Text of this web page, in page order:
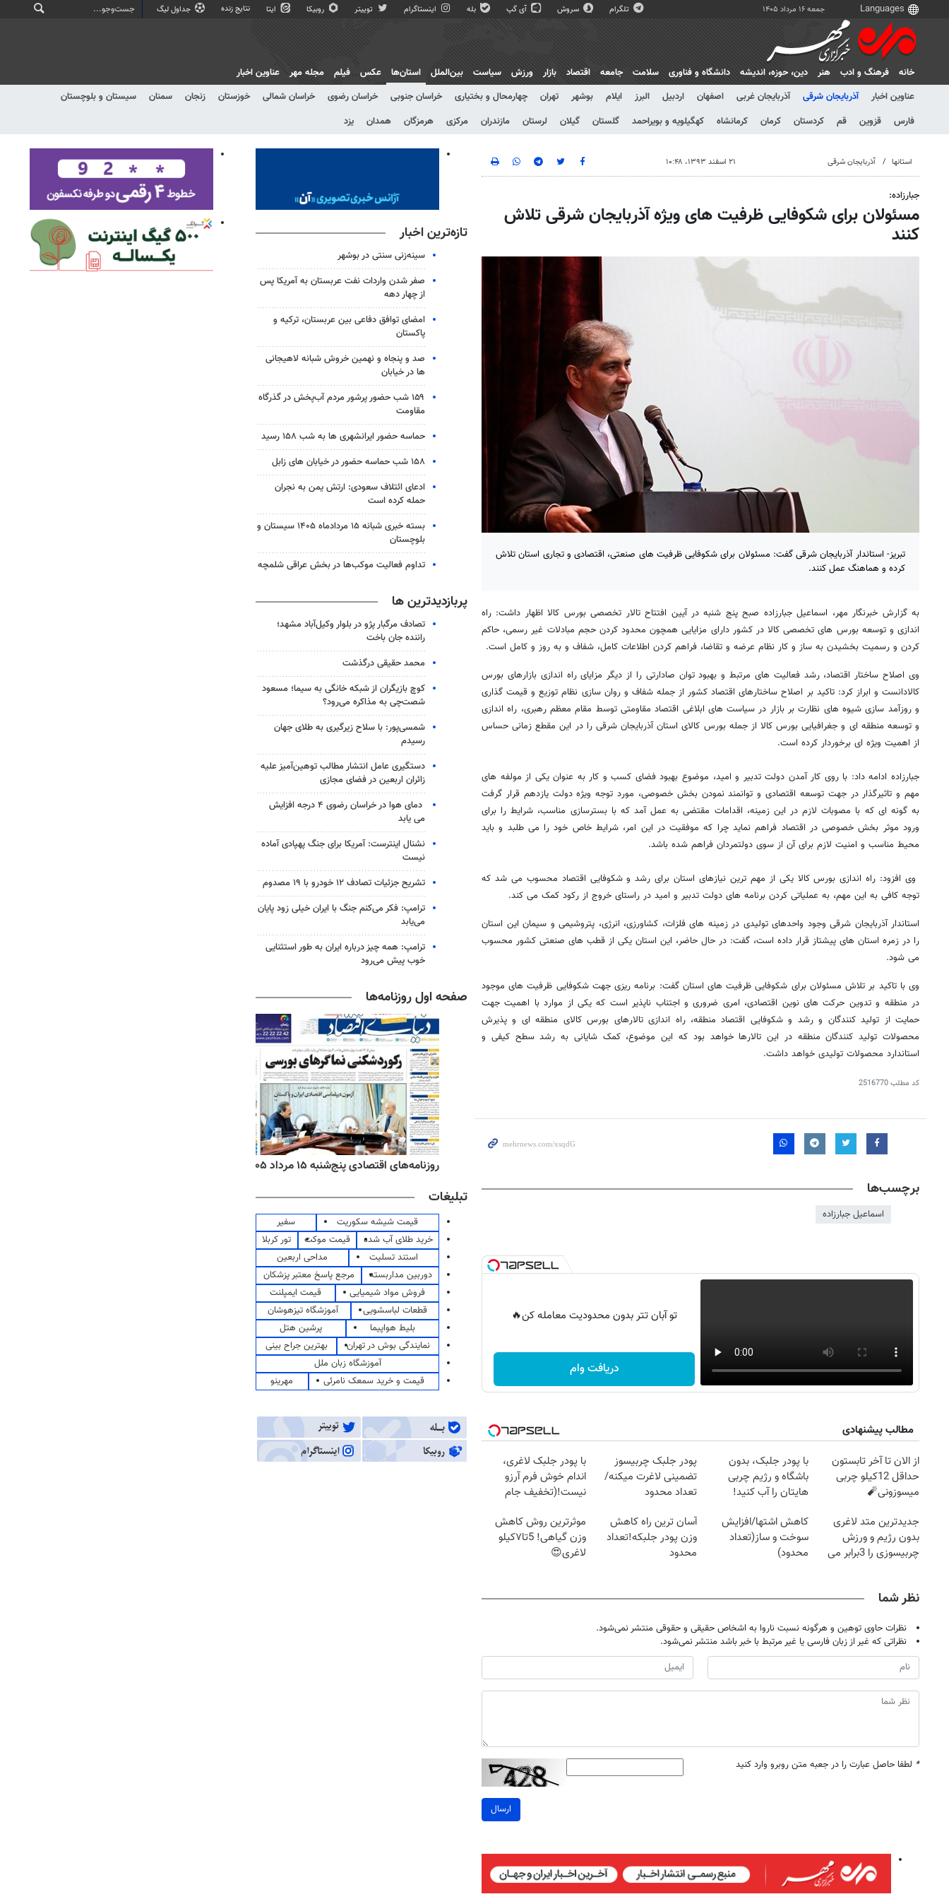
جمعه ۱۶ مرداد ۱۴۰۵ تلگرام سروش آی گپ بله اینستاگرام توییتر روبیکا ایتا نتایج زنده جداول لیگ
خانه فرهنگ و ادب هنر دين، حوزه، انديشه دانشگاه و فناوری سلامت جامعه اقتصاد بازار ورزش سیاست بین‌الملل
استان‌ها
عناوین اخبار
آذربایجان شرقی آذربایجان غربی اصفهان اردبیل البرز ایلام بوشهر تهران چهارمحال و بختیاری خراسان جنوبی خراسان رضوی خراسان شمالی خوزستان زنجان سمنان
سیستان و بلوچستان
فارس
قزوین قم کردستان کرمان کرمانشاه کهگیلویه و بویراحمد گلستان گیلان لرستان مازندران مرکزی هرمزگان همدان یزد
عکس فیلم مجله مهر عناوین اخبار
استانها آذربایجان شرقی ۲۱ اسفند ۱۳۹۳، ۱۰:۴۸
جبارزاده:
مسئولان برای شکوفایی ظرفیت های ویژه آذربایجان شرقی تلاش
کنند
تبریز- استاندار آذربایجان شرقی گفت: مسئولان برای شکوفایی ظرفیت های صنعتی، اقتصادی و تجاری استان تلاش
کرده و هماهنگ عمل کنند.
به گزارش خبرنگار مهر، اسماعیل جبارزاده صبح پنج شنبه در آیین افتتاح تالار تخصصی بورس کالا اظهار داشت: راه
اندازی و توسعه بورس های تخصصی کالا در کشور دارای مزایایی همچون محدود کردن حجم مبادلات غیر رسمی، حاکم
کردن و رسمیت بخشیدن به ساز و کار نظام عرضه و تقاضا، فراهم کردن اطلاعات کامل، شفاف و به روز و کامل است.
وی اصلاح ساختار اقتصاد، رشد فعالیت های مرتبط و بهبود توان صادارتی را از دیگر مزایای راه اندازی بازارهای بورس
کالادانست و ابراز کرد: تاکید بر اصلاح ساختارهای اقتصاد کشور از جمله شفاف و روان سازی نظام توزیع و قیمت گذاری
و روزآمد سازی شیوه های نظارت بر بازار در سیاست های ابلاغی اقتصاد مقاومتی توسط مقام معظم رهبری، راه اندازی
و توسعه منطقه ای و جغرافیایی بورس کالا از جمله بورس کالای استان آذربایجان شرقی را در این مقطع زمانی حساس
از اهمیت ویژه ای برخوردار کرده است.
جبارزاده ادامه داد: با روی کار آمدن دولت تدبیر و امید، موضوع بهبود فضای کسب و کار به عنوان یکی از مولفه های
مهم و تاثیرگذار در جهت توسعه اقتصادی و توانمند نمودن بخش خصوصی، مورد توجه ویژه دولت یازدهم قرار گرفت
به گونه ای که با مصوبات لازم در این زمینه، اقدامات مقتضی به عمل آمد که با بسترسازی مناسب، شرایط را برای
ورود موثر بخش خصوصی در اقتصاد فراهم نماید چرا که موفقیت در این امر، شرایط خاص خود را می طلبد و باید
محیط مناسب و امنیت لازم برای آن از سوی دولتمردان فراهم شده باشد.
وی افزود: راه اندازی بورس کالا یکی از مهم ترین نیازهای استان برای رشد و شکوفایی اقتصاد محسوب می شد که
توجه کافی به این مهم، به عملیاتی کردن برنامه های دولت تدبیر و امید در راستای خروج از رکود کمک می کند.
استاندار آذربایجان شرقی وجود واحدهای تولیدی در زمینه های فلزات، کشاورزی، انرژی، پتروشیمی و سیمان این استان
را در زمره استان های پیشتاز قرار داده است، گفت: در حال حاضر، این استان یکی از قطب های صنعتی کشور محسوب
می شود.
وی با تاکید بر تلاش مسئولان برای شکوفایی ظرفیت های استان گفت: برنامه ریزی جهت شکوفایی ظرفیت های موجود
در منطقه و تدوین حرکت های نوین اقتصادی، امری ضروری و اجتناب ناپذیر است که یکی از موارد با اهمیت جهت
حمایت از تولید کنندگان و رشد و شکوفایی اقتصاد منطقه، راه اندازی تالارهای بورس کالای منطقه ای و پذیرش
محصولات تولید کنندگان منطقه در این تالارها خواهد بود که این موضوع، کمک شایانی به رشد سطح کیفی و
استاندارد محصولات تولیدی خواهد داشت.
کد مطلب2516770
برچسب‌ها
اسماعیل جبارزاده
تو آبان تتر بدون محدودیت معامله کن🔥
دریافت وام
مطالب پیشنهادی
از الان تا آخر تابستون
حداقل 12کیلو چربی
میسوزونی🧨
با پودر جلبک، بدون
باشگاه و رژیم چربی
هایتان را آب کنید!
پودر جلبک چربیسوز
تضمینی لاغرت میکنه/
تعداد محدود
با پودر جلبک لاغری،
اندام خوش فرم آرزو
نیست!(تخفیف جام
جدیدترین متد لاغری
بدون رژیم و ورزش
چربیسوزی را 3برابر می
کاهش اشتها/افزایش
سوخت و ساز(تعداد
محدود)
آسان ترین راه کاهش
وزن پودر جلبکه!تعداد
محدود
موثرترین روش کاهش
وزن گیاهی! 5تا۷کیلو
لاغری😍
نظر شما
نظرات حاوی توهین و هرگونه نسبت ناروا به اشخاص حقیقی و حقوقی منتشر نمی‌شود.
نظراتی که غیر از زبان فارسی یا غیر مرتبط با خبر باشد منتشر نمی‌شود.
* لطفا حاصل عبارت را در جعبه متن روبرو وارد کنید
ارسال
تازه‌ترین اخبار
سینه‌زنی سنتی در بوشهر
صفر شدن واردات نفت عربستان به آمریکا پس
از چهار دهه
امضای توافق دفاعی بین عربستان، ترکیه و
پاکستان
صد و پنجاه و نهمین خروش شبانه لاهیجانی
ها در خیابان
۱۵۹ شب حضور پرشور مردم آب‌پخش در گذرگاه
مقاومت
حماسه حضور ایرانشهری ها به شب ۱۵۸ رسید
۱۵۸ شب حماسه حضور در خیابان های زابل
ادعای ائتلاف سعودی: ارتش یمن به نجران
حمله کرده است
بسته خبری شبانه ۱۵ مردادماه ۱۴۰۵ سیستان و
بلوچستان
تداوم فعالیت موکب‌ها در بخش عراقی شلمچه
پربازدیدترین ها
تصادف مرگبار پژو در بلوار وکیل‌آباد مشهد؛
راننده جان باخت
محمد حقیقی درگذشت
کوچ بازیگران از شبکه خانگی به سیما؛ مسعود
شصت‌چی به مذاکره می‌رود؟
شمسی‌پور: با سلاح زیرگیری به طلای جهان
رسیدم
دستگیری عامل انتشار مطالب توهین‌آمیز علیه
زائران اربعین در فضای مجازی
دمای هوا در خراسان رضوی ۴ درجه افزایش
می یابد
نشنال اینترست: آمریکا برای جنگ پهپادی آماده
نیست
تشریح جزئیات تصادف ۱۲ خودرو با ۱۹ مصدوم
ترامپ: فکر می‌کنم جنگ با ایران خیلی زود پایان
می‌یابد
ترامپ: همه چیز درباره ایران به طور استثنایی
خوب پیش می‌رود
صفحه اول روزنامه‌ها
روزنامه‌های اقتصادی پنج‌شنبه ۱۵ مرداد ۱۴۰۵
تبلیغات
قیمت شیشه سکوریت
سفیر
خرید طلای آب شده
قیمت موکت
تور کربلا
استند تسلیت
مداحی اربعین
دوربین مداربسته
مرجع پاسخ معتبر پزشکان
فروش مواد شیمیایی
قیمت ایمپلنت
قطعات لباسشویی
آموزشگاه تیزهوشان
بلیط هواپیما
پرشین هتل
نمایندگی بوش در تهران
بهترین جراح بینی
آموزشگاه زبان ملل
قیمت و خرید سمعک نامرئی
مهرینو